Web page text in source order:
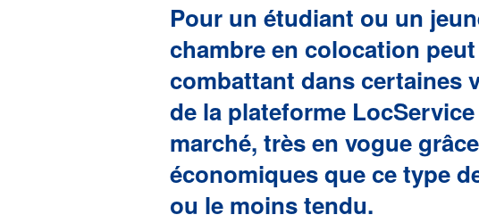
Pour un étudiant ou un
chambre en colocation
combattant dans certaines
de la plateforme
marché, très en vogue
économiques que ce type
ou le moins tendu.